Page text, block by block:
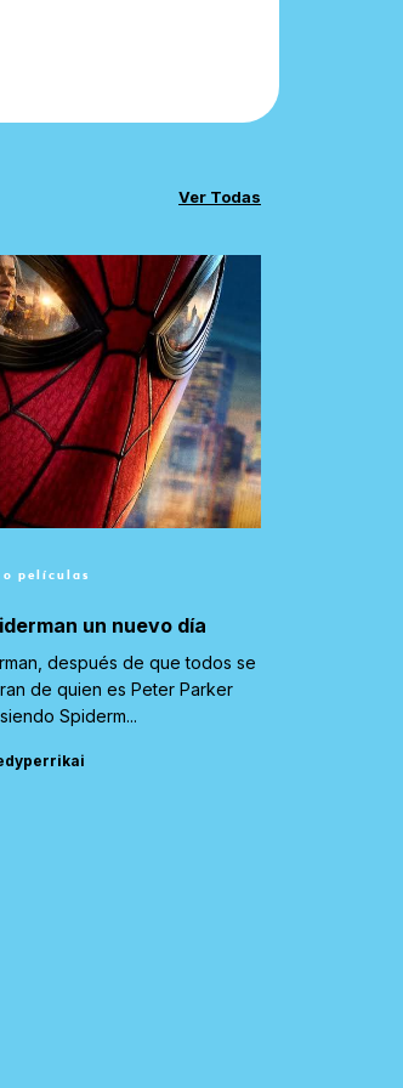
Ver Todas
o películas
un nuevo día
después de que todos se
de quien es Peter Parker
Spiderm...